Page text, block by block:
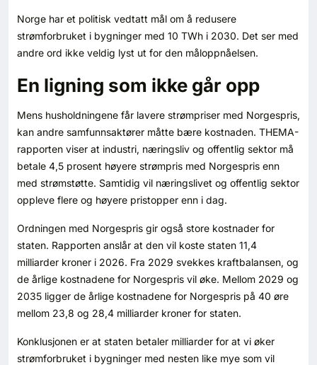
Norge har et politisk vedtatt mål om å redusere
strømforbruket i bygninger med 10 TWh i 2030. Det ser med
andre ord ikke veldig lyst ut for den måloppnåelsen.
En ligning som ikke går opp
Mens husholdningene får lavere strømpriser med Norgespris,
kan andre samfunnsaktører måtte bære kostnaden. THEMA-
rapporten viser at industri, næringsliv og offentlig sektor må
betale 4,5 prosent høyere strømpris med Norgespris enn
med strømstøtte. Samtidig vil næringslivet og offentlig sektor
oppleve flere og høyere pristopper enn i dag.
Ordningen med Norgespris gir også store kostnader for
staten. Rapporten anslår at den vil koste staten 11,4
milliarder kroner i 2026. Fra 2029 svekkes kraftbalansen, og
de årlige kostnadene for Norgespris vil øke. Mellom 2029 og
2035 ligger de årlige kostnadene for Norgespris på 40 øre
mellom 23,8 og 28,4 milliarder kroner for staten.
Konklusjonen er at staten betaler milliarder for at vi øker
strømforbruket i bygninger med nesten like mye som vil